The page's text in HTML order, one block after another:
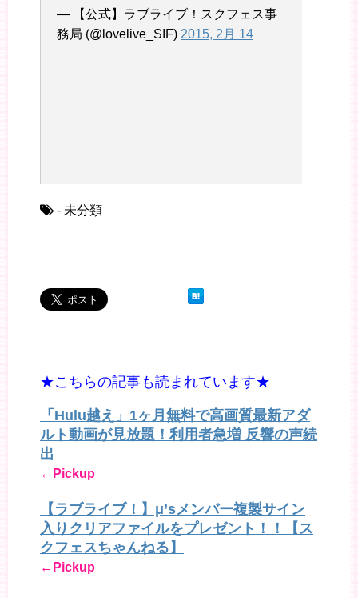
— 【公式】ラブライブ！スクフェス事
務局 (@lovelive_SIF) 2015, 2月 14
- 未分類
★こちらの記事も読まれています★
「Hulu越え」1ヶ月無料で高画質最新アダ
ルト動画が見放題！利用者急増 反響の声続
出
←Pickup
【ラブライブ！】μ’sメンバー複製サイン
入りクリアファイルをプレゼント！！【ス
クフェスちゃんねる】
←Pickup